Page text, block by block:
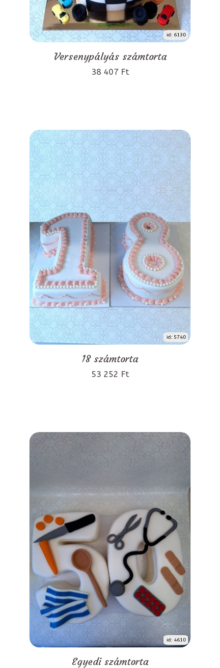
id: 6130
Versenypályás számtorta
38 407 Ft
id: 5740
18 számtorta
53 252 Ft
id: 4610
Egyedi számtorta